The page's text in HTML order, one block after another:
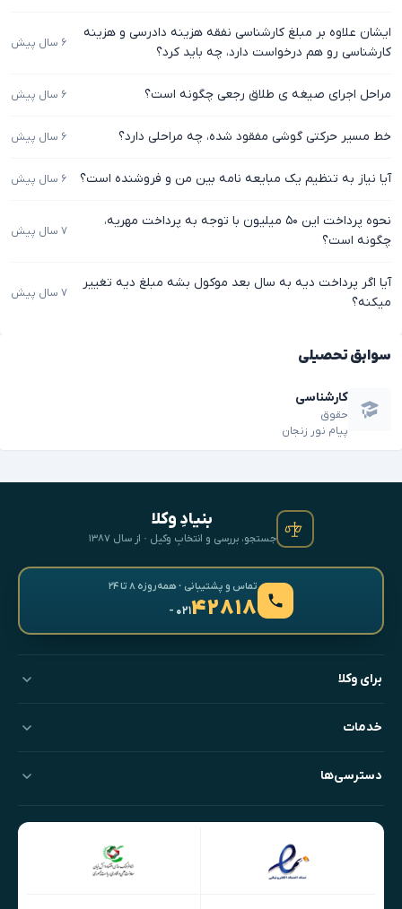
ایشان علاوه بر مبلغ کارشناسی نفقه هزینه دادرسی و هزینه
کارشناسی رو هم درخواست دارد، چه باید کرد؟
۶ سال پیش
مراحل اجرای صیغه ی طلاق رجعی چگونه است؟ ۶ سال پیش
خط مسیر حرکتی گوشی مفقود شده، چه مراحلی دارد؟ ۶ سال پیش
آیا نیاز به تنظیم یک مبایعه نامه بین من و فروشنده است؟ ۶ سال پیش
نحوه پرداخت این ۵۰ میلیون با توجه به پرداخت مهریه،
چگونه است؟
۷ سال پیش
آیا اگر پرداخت دیه به سال بعد موکول بشه مبلغ دیه تغییر
میکنه؟
۷ سال پیش
سوابق تحصیلی
کارشناسی
حقوق
پیام نور زنجان
بنیادِ وکلا
جستجو، بررسی و انتخابِ وکیل · از سال ۱۳۸۷
تماس و پشتیبانی · همه‌روزه ۸ تا ۲۴
۴۲۸۱۸- ۰۲۱
برای وکلا
خدمات
دسترسی‌ها